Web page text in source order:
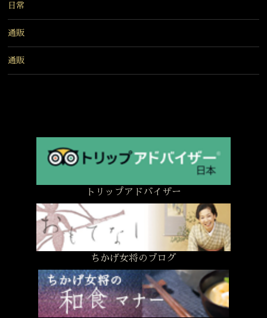
日常
通販
通販
トリップアドバイザー
ちかげ女将のブログ